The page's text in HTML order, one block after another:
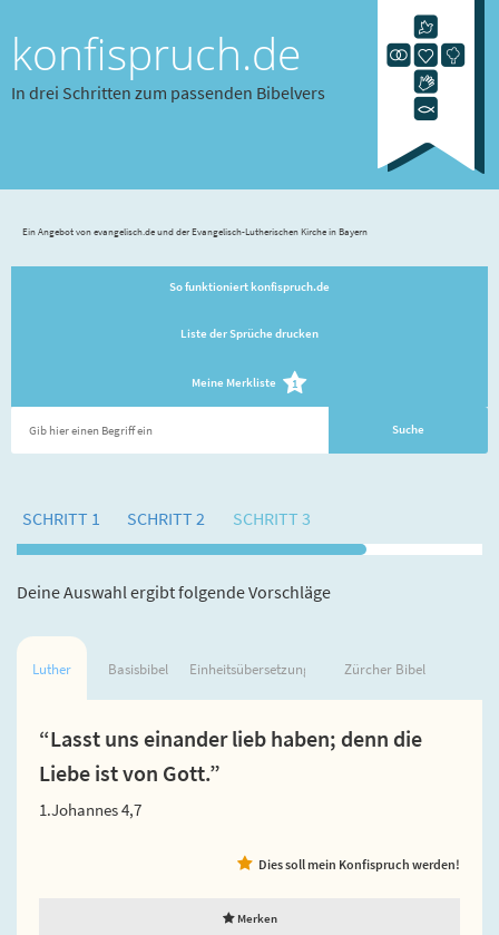
konfispruch.de
In drei Schritten zum passenden Bibelvers
Ein Angebot von evangelisch.de und der Evangelisch-Lutherischen Kirche in Bayern
So funktioniert konfispruch.de
Liste der Sprüche drucken
Meine Merkliste 1
SCHRITT 1 SCHRITT 2 SCHRITT 3
Deine Auswahl ergibt folgende Vorschläge
Luther Basisbibel Einheitsübersetzung Zürcher Bibel
“Lasst uns einander lieb haben; denn die
Liebe ist von Gott.”
1.Johannes 4,7
Dies soll mein Konfispruch werden!
Merken